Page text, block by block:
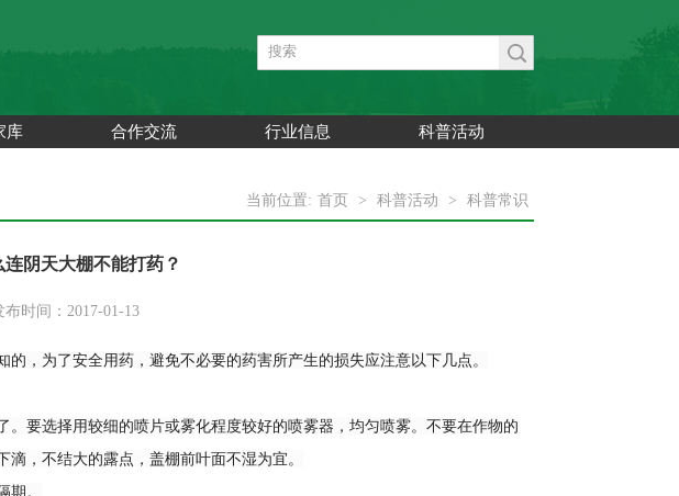
库 合作交流 行业信息 科普活动
当前位置: 首页 > 科普活动 > 科普常识
连阴天大棚不能打药？
布时间：2017-01-13
为了安全用药，避免不必要的药害所产生的损失应注意以下几点。
要选择用较细的喷片或雾化程度较好的喷雾器，均匀喷雾。不要在作物的
，不结大的露点，盖棚前叶面不湿为宜。
。